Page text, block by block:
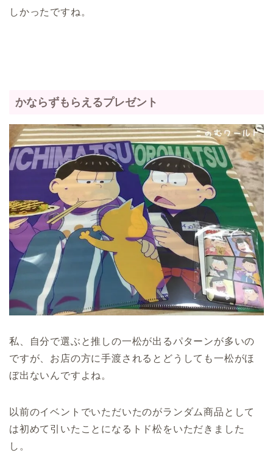
しかったですね。
かならずもらえるプレゼント
私、自分で選ぶと推しの一松が出るパターンが多いの
ですが、お店の方に手渡されるとどうしても一松がほ
ぼ出ないんですよね。
以前のイベントでいただいたのがランダム商品として
は初めて引いたことになるトド松をいただきました
し。